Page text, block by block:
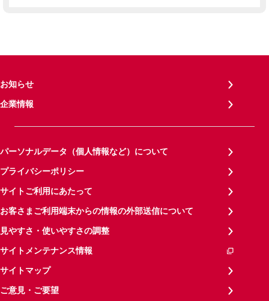
お知らせ
企業情報
パーソナルデータ（個人情報など）について
プライバシーポリシー
サイトご利用にあたって
お客さまご利用端末からの情報の外部送信について
見やすさ・使いやすさの調整
サイトメンテナンス情報
サイトマップ
ご意見・ご要望